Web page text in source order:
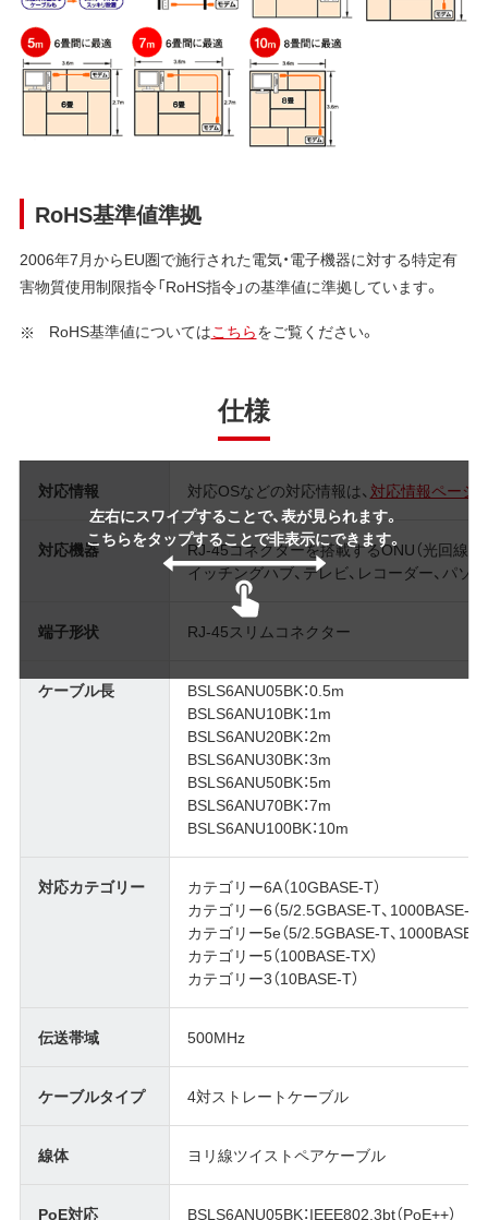
RoHS基準値準拠
2006年7月からEU圏で施行された電気・電子機器に対する特定有
害物質使用制限指令「RoHS指令」の基準値に準拠しています。
RoHS基準値についてはこちらをご覧ください。
仕様
左右にスワイプすることで、表が見られます。
こちらをタップすることで非表示にできます。
対応情報 対応OSなどの対応情報は、 対応情報ページ
対応機器
RJ-45コネクターを搭載するONU（光回線終
イッチングハブ、テレビ、レコーダー、パソ
端子形状 RJ-45スリムコネクター
ケーブル長
BSLS6ANU05BK：0.5m
BSLS6ANU10BK：1m
BSLS6ANU20BK：2m
BSLS6ANU30BK：3m
BSLS6ANU50BK：5m
BSLS6ANU70BK：7m
BSLS6ANU100BK：10m
対応カテゴリー
カテゴリー6A（10GBASE-T）
カテゴリー6（5/2.5GBASE-T、1000BASE-T）
カテゴリー5e（5/2.5GBASE-T、1000BASE-T
カテゴリー5（100BASE-TX）
カテゴリー3（10BASE-T）
伝送帯域 500MHz
ケーブルタイプ 4対ストレートケーブル
線体 ヨリ線ツイストペアケーブル
PoE対応 BSLS6ANU05BK：IEEE802.3bt（PoE++）